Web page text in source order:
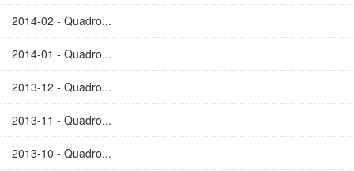
2014-02 - Quadro...
2014-01 - Quadro...
2013-12 - Quadro...
2013-11 - Quadro...
2013-10 - Quadro...